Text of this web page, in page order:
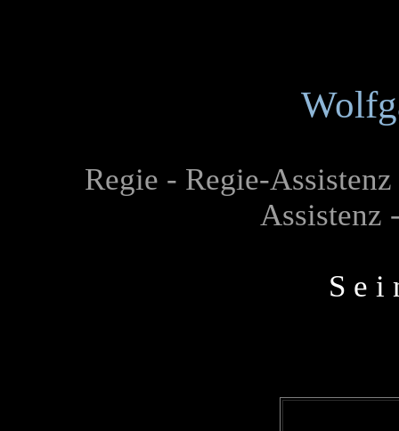
Regie - Regie-
Assistenz
S e